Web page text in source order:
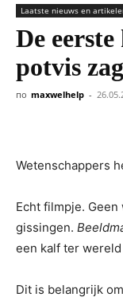
Laatste nieuws en
De
potvis
по maxwelhelp -
Wetenschappers
Echt filmpje.
gissingen.
een kalf ter
Dit is belangrijk